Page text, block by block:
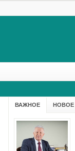
ВАЖНОЕ НОВОЕ